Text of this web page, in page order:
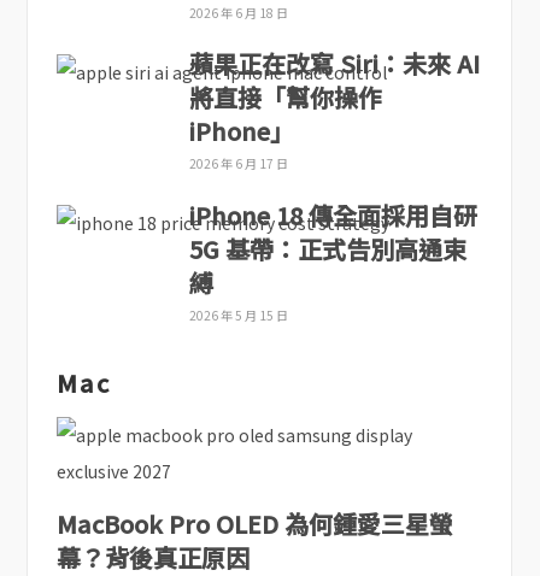
2026 年 6 月 18 日
蘋果正在改寫 Siri：未來 AI
將直接「幫你操作
iPhone」
2026 年 6 月 17 日
iPhone 18 傳全面採用自研
5G 基帶：正式告別高通束
縛
2026 年 5 月 15 日
Mac
MacBook Pro OLED 為何鍾愛三星螢
幕？背後真正原因